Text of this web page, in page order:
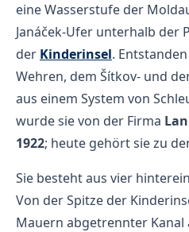
eine Wasserstufe der
Janáček-Ufer unterhalb der
der Kinderinsel.
Wehren, dem Šítkov- und
aus einem System von
wurde sie von der Firma
1922; heute gehört sie zu
Sie besteht aus vier
Von der Spitze der
Mauern abgetrennter